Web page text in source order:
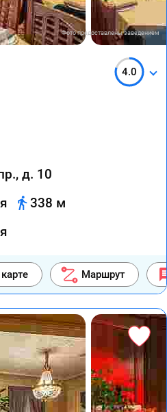
Фото предоставлены заведением
4.0
д. 10
338 м
Маршрут